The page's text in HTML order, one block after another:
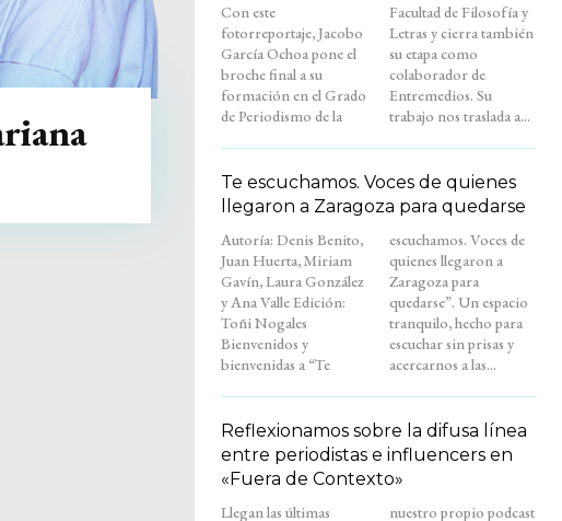
Con este
fotorreportaje, Jacobo
García Ochoa pone el
broche final a su
formación en el Grado
de Periodismo de la
Facultad de Filosofía y
Letras y cierra también
su etapa como
colaborador de
Entremedios. Su
trabajo nos traslada a...
Te escuchamos. Voces de quienes
llegaron a Zaragoza para quedarse
Autoría: Denis Benito,
Juan Huerta, Miriam
Gavín, Laura González
y Ana Valle Edición:
Toñi Nogales
Bienvenidos y
bienvenidas a “Te
escuchamos. Voces de
quienes llegaron a
Zaragoza para
quedarse”. Un espacio
tranquilo, hecho para
escuchar sin prisas y
acercarnos a las...
Reflexionamos sobre la difusa línea
entre periodistas e influencers en
«Fuera de Contexto»
Llegan las últimas
nuestro propio podcast